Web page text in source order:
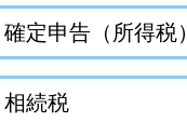
確定申告（所得税）
相続税